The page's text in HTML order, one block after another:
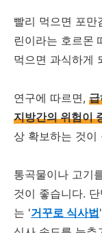
빨리 먹으면 포만
린이라는 호르몬
먹으면 과식하게
연구에 따르면,
지방간의 위험이
상 확보하는 것이
통곡물이나 고기
것이 좋습니다.
는 '거꾸로 식사법